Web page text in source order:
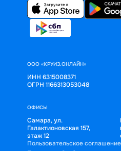
ООО «КРУИЗ.ОНЛАЙН»
ИНН 6315008371
ОГРН 1166313053048
ОФИСЫ
Самара, ул.
Галактионовская 157,
этаж 12
Пользовательское соглашение